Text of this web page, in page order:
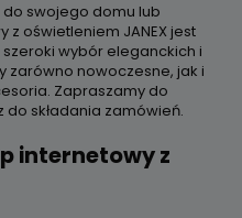
swojego domu lub
z oświetleniem JANEX jest
wybór eleganckich i
zarówno nowoczesne, jak i
Zapraszamy do
składania zamówień.
internetowy z